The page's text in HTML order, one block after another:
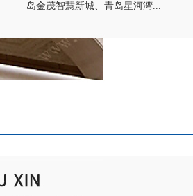
岛金茂智慧新城、青岛星河湾...